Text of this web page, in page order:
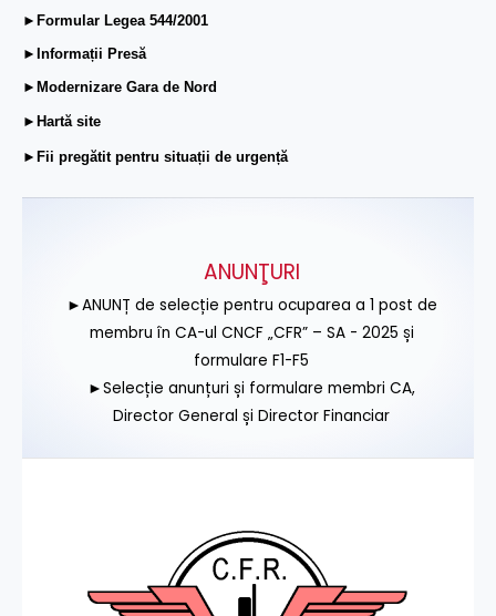
►Formular Legea 544/2001
►Informații Presă
►Modernizare Gara de Nord
►Hartă site
►Fii pregătit pentru situații de urgență
ANUNŢURI
►ANUNȚ de selecție pentru ocuparea a 1 post de
membru în CA-ul CNCF „CFR” – SA - 2025 și
formulare F1-F5
►Selecție anunțuri și formulare membri CA,
Director General și Director Financiar